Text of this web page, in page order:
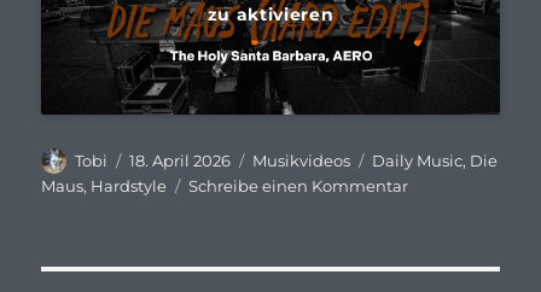
zu aktivieren
Autor
Tobi
Veröffentlicht
am
18. April 2026 Kategorien
Musikvideos Schlagwörter
Daily Music, Die
Maus, Hardstyle Schreibe einen Kommentarzu